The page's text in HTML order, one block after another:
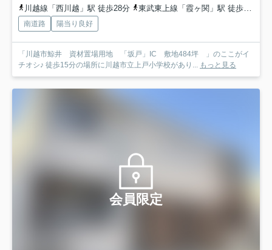
川越線「西川越」駅 徒歩28分
東武東上線「霞ヶ関」駅 徒歩28分
南道路 陽当り良好
「川越市鯨井 資材置場用地 「坂戸」IC 敷地484坪 」のここがイ
チオシ♪ 徒歩15分の場所に川越市立上戸小学校があり...
もっと見る
会員限定